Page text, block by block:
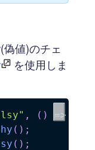
値)のチェ
を使用しま
, ( ) =>
( ) ;
( ) ;